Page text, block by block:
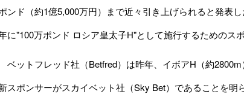
ンド（約1億5,000万円）まで近々引き上げられると発表
に"100万ポンド ロシア皇太子H"として施行するためのス
ベットフレッド社（Betfred）は昨年、イボアH（約
スポンサーがスカイベット社（Sky Bet）であることを